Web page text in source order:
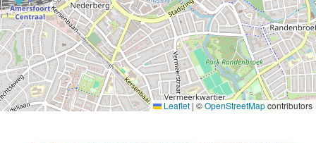
Leaflet | ©OpenStreetMapcontributors